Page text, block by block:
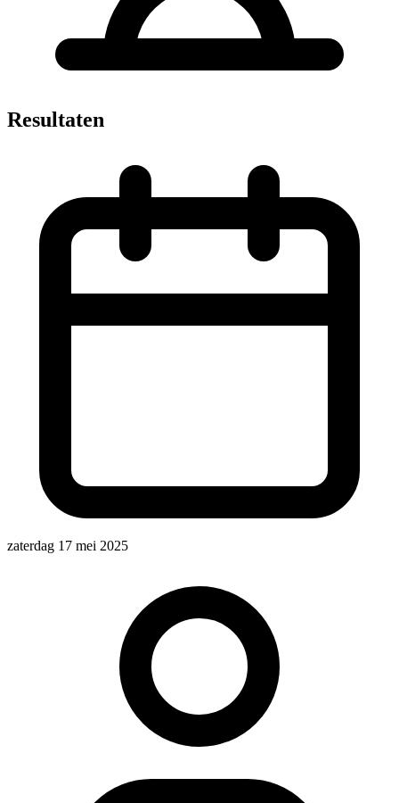
Resultaten
zaterdag 17 mei 2025